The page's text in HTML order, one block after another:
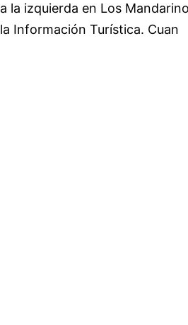
a la izquierda en Los
la Información Turística. Cuan